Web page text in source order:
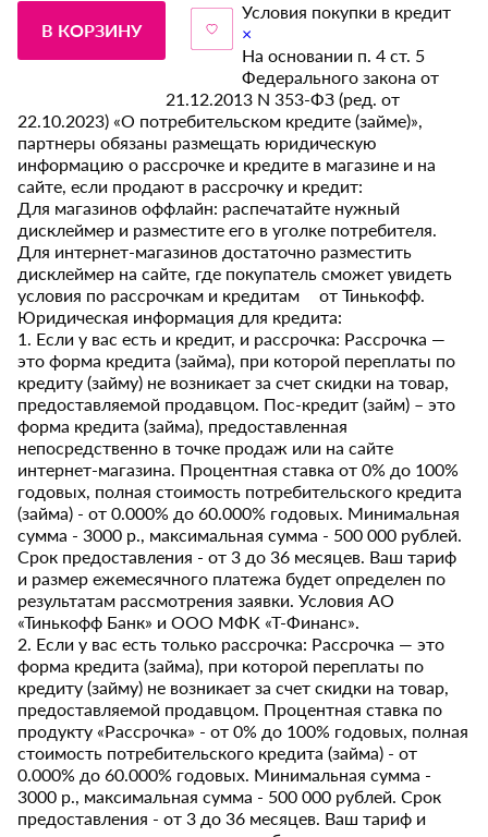
В КОРЗИНУ
Условия покупки в кредит
×
На основании п. 4 ст. 5
Федерального закона от
21.12.2013 N 353-ФЗ (ред. от
22.10.2023) «О потребительском кредите (займе)»,
партнеры обязаны размещать юридическую
информацию о рассрочке и кредите в магазине и на
сайте, если продают в рассрочку и кредит:
Для магазинов оффлайн: распечатайте нужный
дисклеймер и разместите его в уголке потребителя.
Для интернет-магазинов достаточно разместить
дисклеймер на сайте, где покупатель сможет увидеть
условия по рассрочкам и кредитам от Тинькофф.
Юридическая информация для кредита:
1. Если у вас есть и кредит, и рассрочка: Рассрочка —
это форма кредита (займа), при которой переплаты по
кредиту (займу) не возникает за счет скидки на товар,
предоставляемой продавцом. Пос-кредит (займ) – это
форма кредита (займа), предоставленная
непосредственно в точке продаж или на сайте
интернет-магазина. Процентная ставка от 0% до 100%
годовых, полная стоимость потребительского кредита
(займа) - от 0.000% до 60.000% годовых. Минимальная
сумма - 3000 р., максимальная сумма - 500 000 рублей.
Срок предоставления - от 3 до 36 месяцев. Ваш тариф
и размер ежемесячного платежа будет определен по
результатам рассмотрения заявки. Условия АО
«Тинькофф Банк» и ООО МФК «Т-Финанс».
2. Если у вас есть только рассрочка: Рассрочка — это
форма кредита (займа), при которой переплаты по
кредиту (займу) не возникает за счет скидки на товар,
предоставляемой продавцом. Процентная ставка по
продукту «Рассрочка» - от 0% до 100% годовых, полная
стоимость потребительского кредита (займа) - от
0.000% до 60.000% годовых. Минимальная сумма -
3000 р., максимальная сумма - 500 000 рублей. Срок
предоставления - от 3 до 36 месяцев. Ваш тариф и